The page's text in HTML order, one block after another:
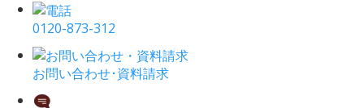
0120-873-312
お問い合わせ･資料請求